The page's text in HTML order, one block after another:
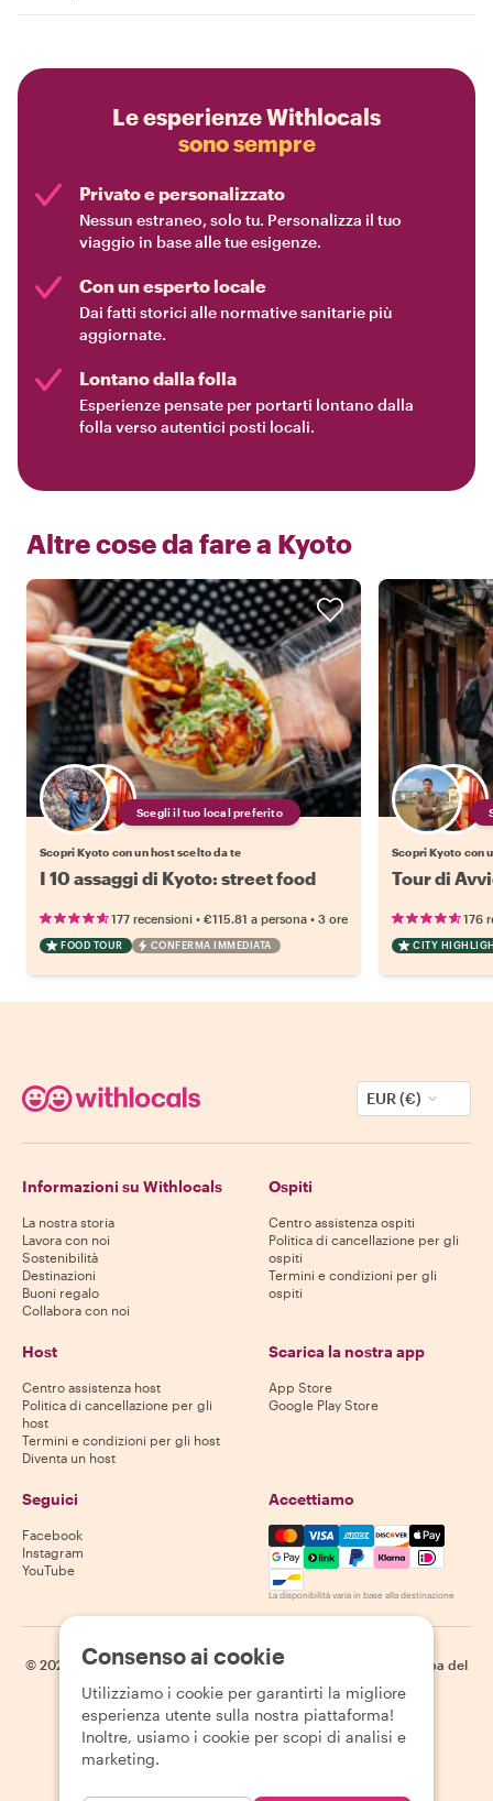
Le esperienze Withlocals
sono sempre
Privato e personalizzato
Nessun estraneo, solo tu. Personalizza il tuo
viaggio in base alle tue esigenze.
Con un esperto locale
Dai fatti storici alle normative sanitarie più
aggiornate.
Lontano dalla folla
Esperienze pensate per portarti lontano dalla
folla verso autentici posti locali.
Altre cose da fare a Kyoto
Scegli il tuo local preferito
Scopri Kyoto con un host scelto da te
I 10 assaggi di Kyoto: street food
177 recensioni • €115.81 a persona • 3 ore
FOOD TOUR CONFERMA IMMEDIATA
Scopri Kyoto con
Tour di
176
CITY
EUR (€)
Informazioni su Withlocals
La nostra storia
Lavora con noi
Sostenibilità
Destinazioni
Buoni regalo
Collabora con noi
Ospiti
Centro assistenza ospiti
Politica di cancellazione per gli
ospiti
Termini e condizioni per gli
ospiti
Host
Centro assistenza host
Politica di cancellazione per gli
host
Termini e condizioni per gli host
Diventa un host
Scarica la nostra app
App Store
Google Play Store
Seguici
Facebook
Instagram
YouTube
Accettiamo
Mastercard, Visa, Amex,
La disponibilità varia in base alla destinazione
© 2026 Withlocals.com | Informativa sulla privacy
Mappa del
Consenso ai cookie
Utilizziamo i cookie per garantirti la migliore
esperienza utente sulla nostra piattaforma!
Inoltre, usiamo i cookie per scopi di analisi e
marketing.